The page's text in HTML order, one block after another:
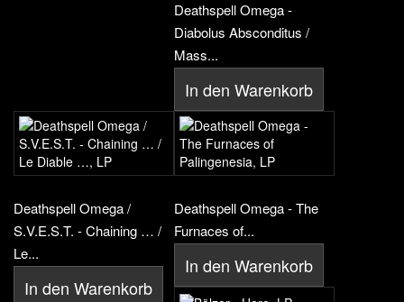
Deathspell Omega -
Diabolus Absconditus /
Mass...
In den Warenkorb
Deathspell Omega /
S.V.E.S.T. - Chaining … /
Le...
In den Warenkorb
Deathspell Omega - The
Furnaces of...
In den Warenkorb